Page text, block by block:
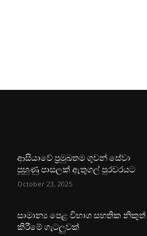
ආසියාවේ ප්‍රමුඛතම ගුවන් සේවා
පුහුණු පාසලක් ඇතුගල් පුරවරයට
October 23, 2025
සාමාන්‍ය පෙළ විභාග සහතික නිකුත්
කිරීමේ ගැටලුවක්